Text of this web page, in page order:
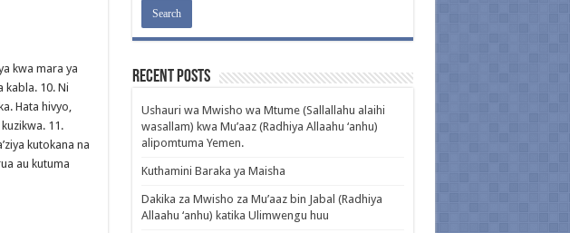
kwa mara ya
kabla. 10. Ni
Hata hivyo,
11.
kutokana na
au kutuma
Recent Posts
Ushauri wa Mwisho wa Mtume (Sallallahu alaihi
wasallam) kwa Mu’aaz (Radhiya Allaahu ‘anhu)
alipomtuma Yemen.
Kuthamini Baraka ya Maisha
Dakika za Mwisho za Mu’aaz bin Jabal (Radhiya
Allaahu ‘anhu) katika Ulimwengu huu